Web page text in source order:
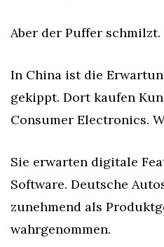
Aber der Puffer schmilzt.
In China ist die
gekippt. Dort kaufen
Consumer Electronics.
Sie erwarten digitale
Software. Deutsche
zunehmend als
wahrgenommen.